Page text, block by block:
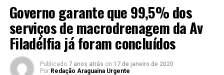
Governo garante que 99,5% dos
serviços de macrodrenagem da Av
Filadélfia já foram concluídos
Publicado 7 anos atrás on 17 de janeiro de 2020
Por Redação Araguaina Urgente